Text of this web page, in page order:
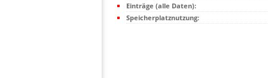
Einträge (alle Daten):
Speicherplatznutzung: